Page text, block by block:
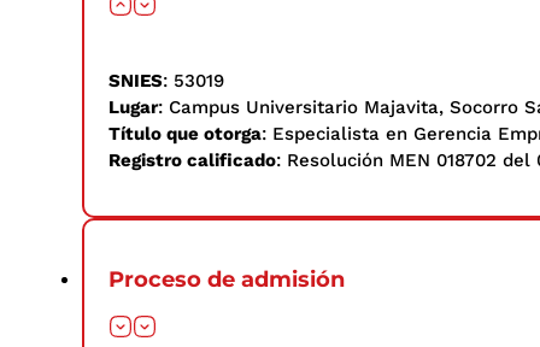
SNIES: 53019
Lugar: Campus Universitario Majavita, Socorro
Título que otorga: Especialista en Gerencia
Registro calificado: Resolución MEN 018702 del
Proceso de admisión